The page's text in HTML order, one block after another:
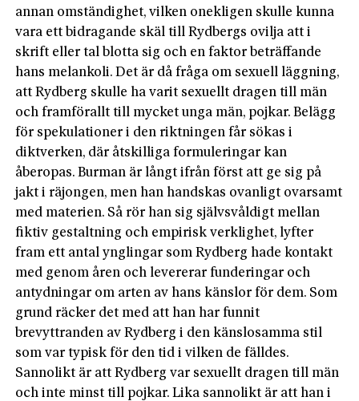
annan omständighet, vilken onekligen skulle kunna
vara ett bidragande skäl till Rydbergs ovilja att i
skrift eller tal blotta sig och en faktor beträffande
hans melankoli. Det är då fråga om sexuell läggning,
att Rydberg skulle ha varit sexuellt dragen till män
och framförallt till mycket unga män, pojkar. Belägg
för spekulationer i den riktningen får sökas i
diktverken, där åtskilliga formuleringar kan
åberopas. Burman är långt ifrån först att ge sig på
jakt i räjongen, men han handskas ovanligt ovarsamt
med materien. Så rör han sig självsvåldigt mellan
fiktiv gestaltning och empirisk verklighet, lyfter
fram ett antal ynglingar som Rydberg hade kontakt
med genom åren och levererar funderingar och
antydningar om arten av hans känslor för dem. Som
grund räcker det med att han har funnit
brevyttranden av Rydberg i den känslosamma stil
som var typisk för den tid i vilken de fälldes.
Sannolikt är att Rydberg var sexuellt dragen till män
och inte minst till pojkar. Lika sannolikt är att han i